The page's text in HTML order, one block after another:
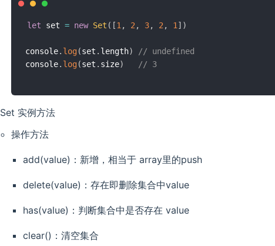
let set = new Set ( [1 , 2 , 3, 2 , 1 ] )
console. log(set . length)
// undefined
console. log(set . size) // 3
Set 实例方法
操作方法
add(value)：新增，相当于 array里的push
delete(value)：存在即删除集合中value
has(value)：判断集合中是否存在 value
clear()：清空集合